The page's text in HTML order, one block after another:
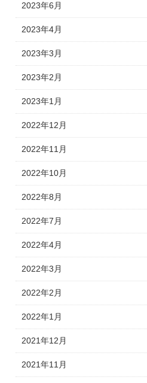
2023年6月
2023年4月
2023年3月
2023年2月
2023年1月
2022年12月
2022年11月
2022年10月
2022年8月
2022年7月
2022年4月
2022年3月
2022年2月
2022年1月
2021年12月
2021年11月